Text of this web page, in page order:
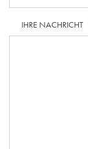
IHRE NACHRICHT